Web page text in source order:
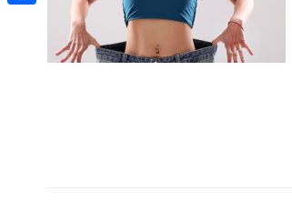
Link
Compartir